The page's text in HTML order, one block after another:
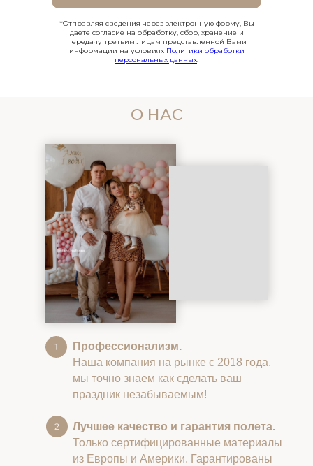
*Отправляя сведения через электронную форму, Вы
даете согласие на обработку, сбор, хранение и
передачу третьим лицам представленной Вами
информации на условиях Политики обработки
персональных данных.
О НАС
Профессионализм.
Наша компания на рынке с 2018 года,
мы точно знаем как сделать ваш
праздник незабываемым!
Лучшее качество и гарантия полета.
Только сертифицированные материалы
из Европы и Америки. Гарантированы